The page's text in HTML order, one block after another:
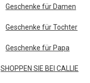
Geschenke für Damen
Geschenke für Tochter
Geschenke für Papa
SHOPPEN SIE BEI CALLIE